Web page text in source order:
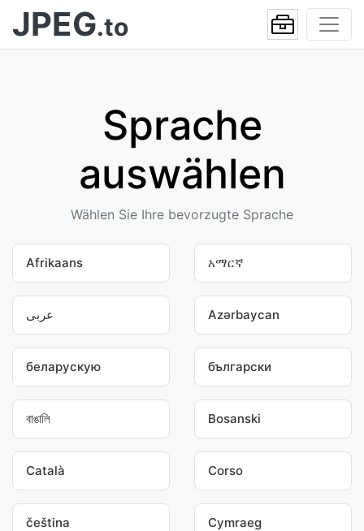
JPEG.to
Sprache
auswählen
Wählen Sie Ihre bevorzugte Sprache
Afrikaans አማርኛ
عربى Azərbaycan
беларускую български
বাঙালি Bosanski
Català Corso
čeština Cymraeg